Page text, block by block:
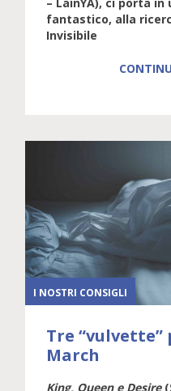
– LainYA), ci porta
fantastico, alla
Invisibile
I NOSTRI CONSIGLI
Tre “vulvette”
March
King, Queen e Desire